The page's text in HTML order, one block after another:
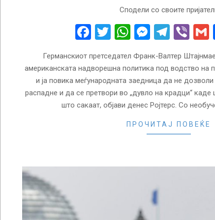
Сподели со своите
Facebook
Twitter
WhatsApp
Германскиот претседател Франк-Валтер
американската надворешна политика под водство на
и ја повика меѓународната заедница да не
распадне и да се претвори во „дувло на крадци“ каде
што сакаат, објави денес Ројтерс. Со
ПРОЧИТАЈ ПОВЕЌЕ